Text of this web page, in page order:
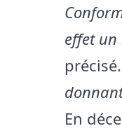
effet
En